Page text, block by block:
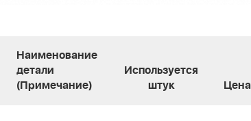
Наименование
детали
(Примечание)
Используется
штук
Цена